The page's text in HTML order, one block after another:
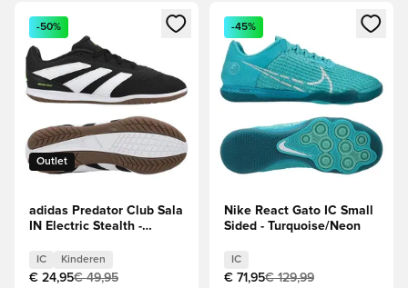
Opent een venster om in te loggen of je aan te melden als
Outlet
-50%
adidas Predator Club Sala
IN Electric Stealth -
Kids
IC Kinderen
€ 24,95€ 49,95
Opent een venster om in te
-45%
Nike React Gato IC Small
Sided - Turquoise/Neon
IC
€ 71,95€ 129,99